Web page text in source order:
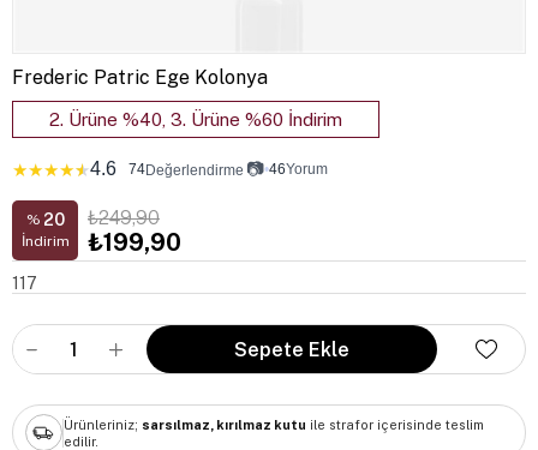
Frederic Patric Ege Kolonya
2. Ürüne %40, 3. Ürüne %60 İndirim
★★★★★4.6 74Değerlendirme 📷•46Yorum
% 20
İndirim
₺249,90
₺199,90
117
Ürünleriniz; sarsılmaz, kırılmaz kutu ile strafor içerisinde teslim
edilir.